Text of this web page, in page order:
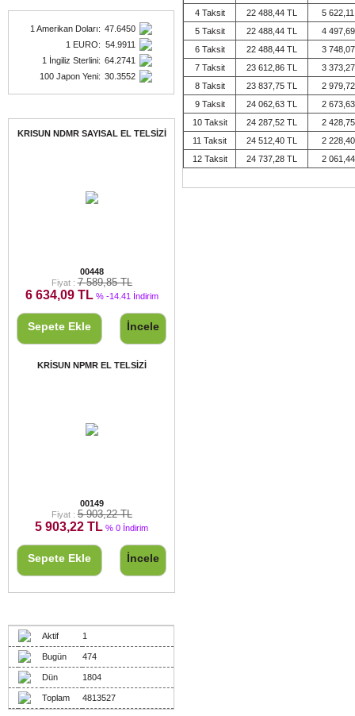
1 Amerikan Doları: 47.6450
1 EURO: 54.9911
1 İngiliz Sterlini: 64.2741
100 Japon Yeni: 30.3552
KRISUN NDMR SAYISAL EL TELSİZİ
00448
Fiyat : 7 589,85 TL
6 634,09 TL% -14.41 İndirim
Sepete Ekle İncele
KRİSUN NPMR EL TELSİZİ
00149
Fiyat : 5 903,22 TL
5 903,22 TL % 0 İndirim
Sepete Ekle İncele
Aktif 1
Bugün 474
Dün 1804
Toplam 4813527
4 Taksit
22 488,44 TL
5
5 Taksit
22 488,44 TL
4
6 Taksit
22 488,44 TL
3
7 Taksit
23 612,86 TL
3
8 Taksit
23 837,75 TL
2
9 Taksit
24 062,63 TL
2
10 Taksit
24 287,52 TL
2
11 Taksit
24 512,40 TL
2
12 Taksit
24 737,28 TL 2